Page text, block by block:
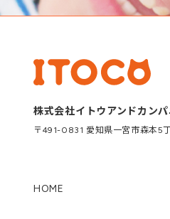
株式会社イトウアンドカン
〒491-0831 愛知県一宮市森本5
HOME